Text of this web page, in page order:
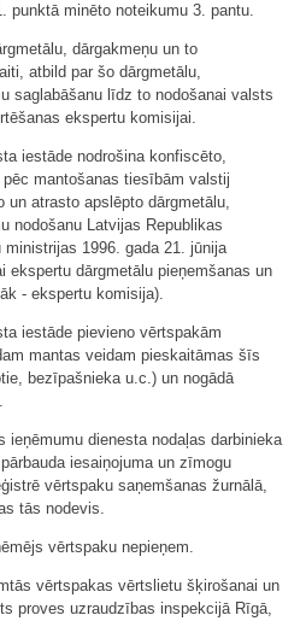
punktā minēto noteikumu 3. pantu.
dārgakmeņu un to
atbild par šo dārgmetālu,
saglabāšanu līdz to nodošanai valsts
ekspertu komisijai.
iestāde nodrošina konfiscēto,
mantošanas tiesībām valstij
un atrasto apslēpto dārgmetālu,
nodošanu Latvijas Republikas
ministrijas 1996. gada 21. jūnija
ekspertu dārgmetālu pieņemšanas un
- ekspertu komisija).
iestāde pievieno vērtspakām
mantas veidam pieskaitāmas šīs
bezīpašnieka u.c.) un nogādā
ieņēmumu dienesta nodaļas darbinieka
iesaiņojuma un zīmogu
vērtspaku saņemšanas žurnālā,
tās nodevis.
vērtspaku nepieņem.
vērtspakas vērtslietu šķirošanai un
proves uzraudzības inspekcijā Rīgā,